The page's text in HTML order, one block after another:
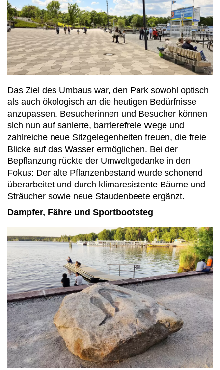
Das Ziel des Umbaus war, den Park sowohl optisch
als auch ökologisch an die heutigen Bedürfnisse
anzupassen. Besucherinnen und Besucher können
sich nun auf sanierte, barrierefreie Wege und
zahlreiche neue Sitzgelegenheiten freuen, die freie
Blicke auf das Wasser ermöglichen. Bei der
Bepflanzung rückte der Umweltgedanke in den
Fokus: Der alte Pflanzenbestand wurde schonend
überarbeitet und durch klimaresistente Bäume und
Sträucher sowie neue Staudenbeete ergänzt.
Dampfer, Fähre und Sportbootsteg